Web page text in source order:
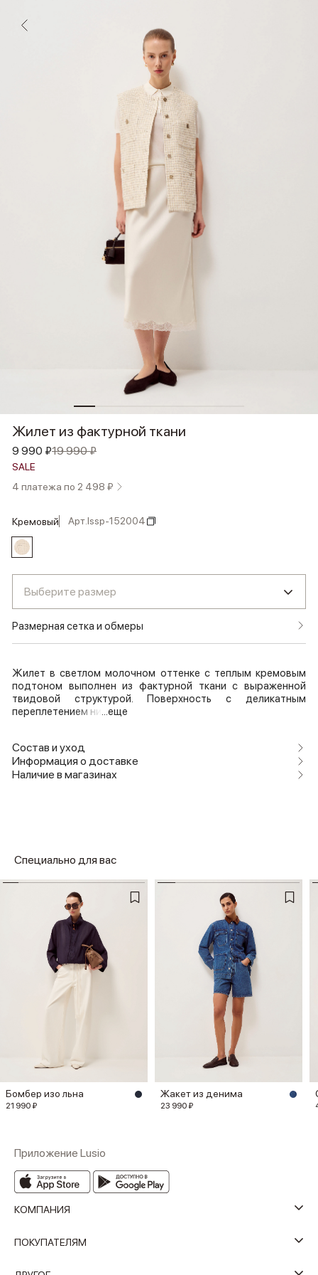
Жилет из фактурной ткани
9 990 ₽19 990 ₽
SALE
4 платежа по 2 498 ₽
кремовый Арт.lssp-152004
Выберите размер
Размерная сетка и обмеры
Жилет в светлом молочном оттенке с теплым кремовым
подтоном выполнен из фактурной ткани с выраженной
твидовой структурой. Поверхность с деликатным
переплетением ни ...еще
Состав и уход
Информация о доставке
Наличие в магазинах
Специально для вас
Бомбер изо льна
21 990 ₽
Жакет из денима
23 990 ₽
Приложение Lusio
КОМПАНИЯ
ПОКУПАТЕЛЯМ